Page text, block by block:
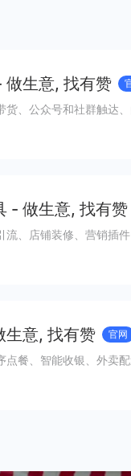
做生意, 找有赞
、公众号和社群触达
- 做生意, 找有赞
、店铺装修、营销插
生意, 找有赞 官网
餐、智能收银、外卖